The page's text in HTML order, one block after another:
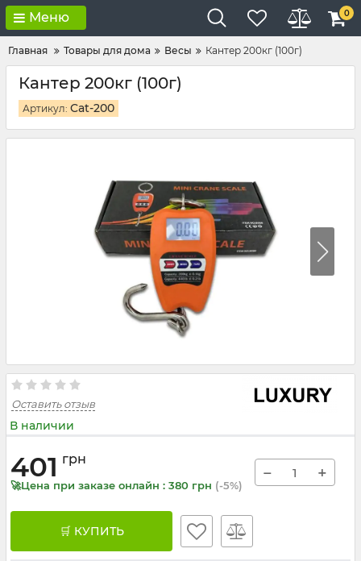
Меню 0
Главная Товары для дома Весы Кантер 200кг (100г)
Кантер 200кг (100г)
Артикул: Cat-200
Оставить отзыв
В наличии
401 грн
🚀Цена при заказе онлайн : 380 грн (-5%)
− +
🛒 КУПИТЬ